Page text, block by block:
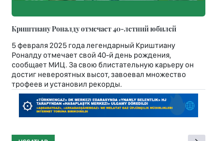
Криштиану Роналду отмечает 40-летний юбилей
5 февраля 2025 года легендарный Криштиану
Роналду отмечает свой 40-й день рождения,
сообщает МИЦ. За свою блистательную карьеру он
достиг невероятных высот, завоевал множество
трофеев и установил рекорды.